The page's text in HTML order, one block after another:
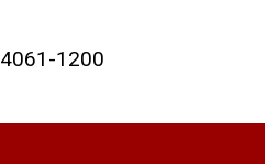
4061-1200